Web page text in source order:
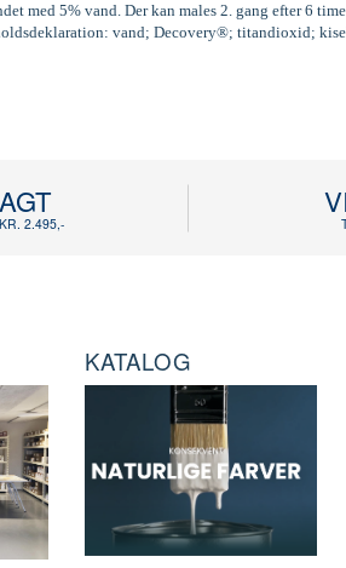
med 5% vand. Der kan males 2. gang efter 6
vand; Decovery®; titandioxid;
2.495,-
KATALOG